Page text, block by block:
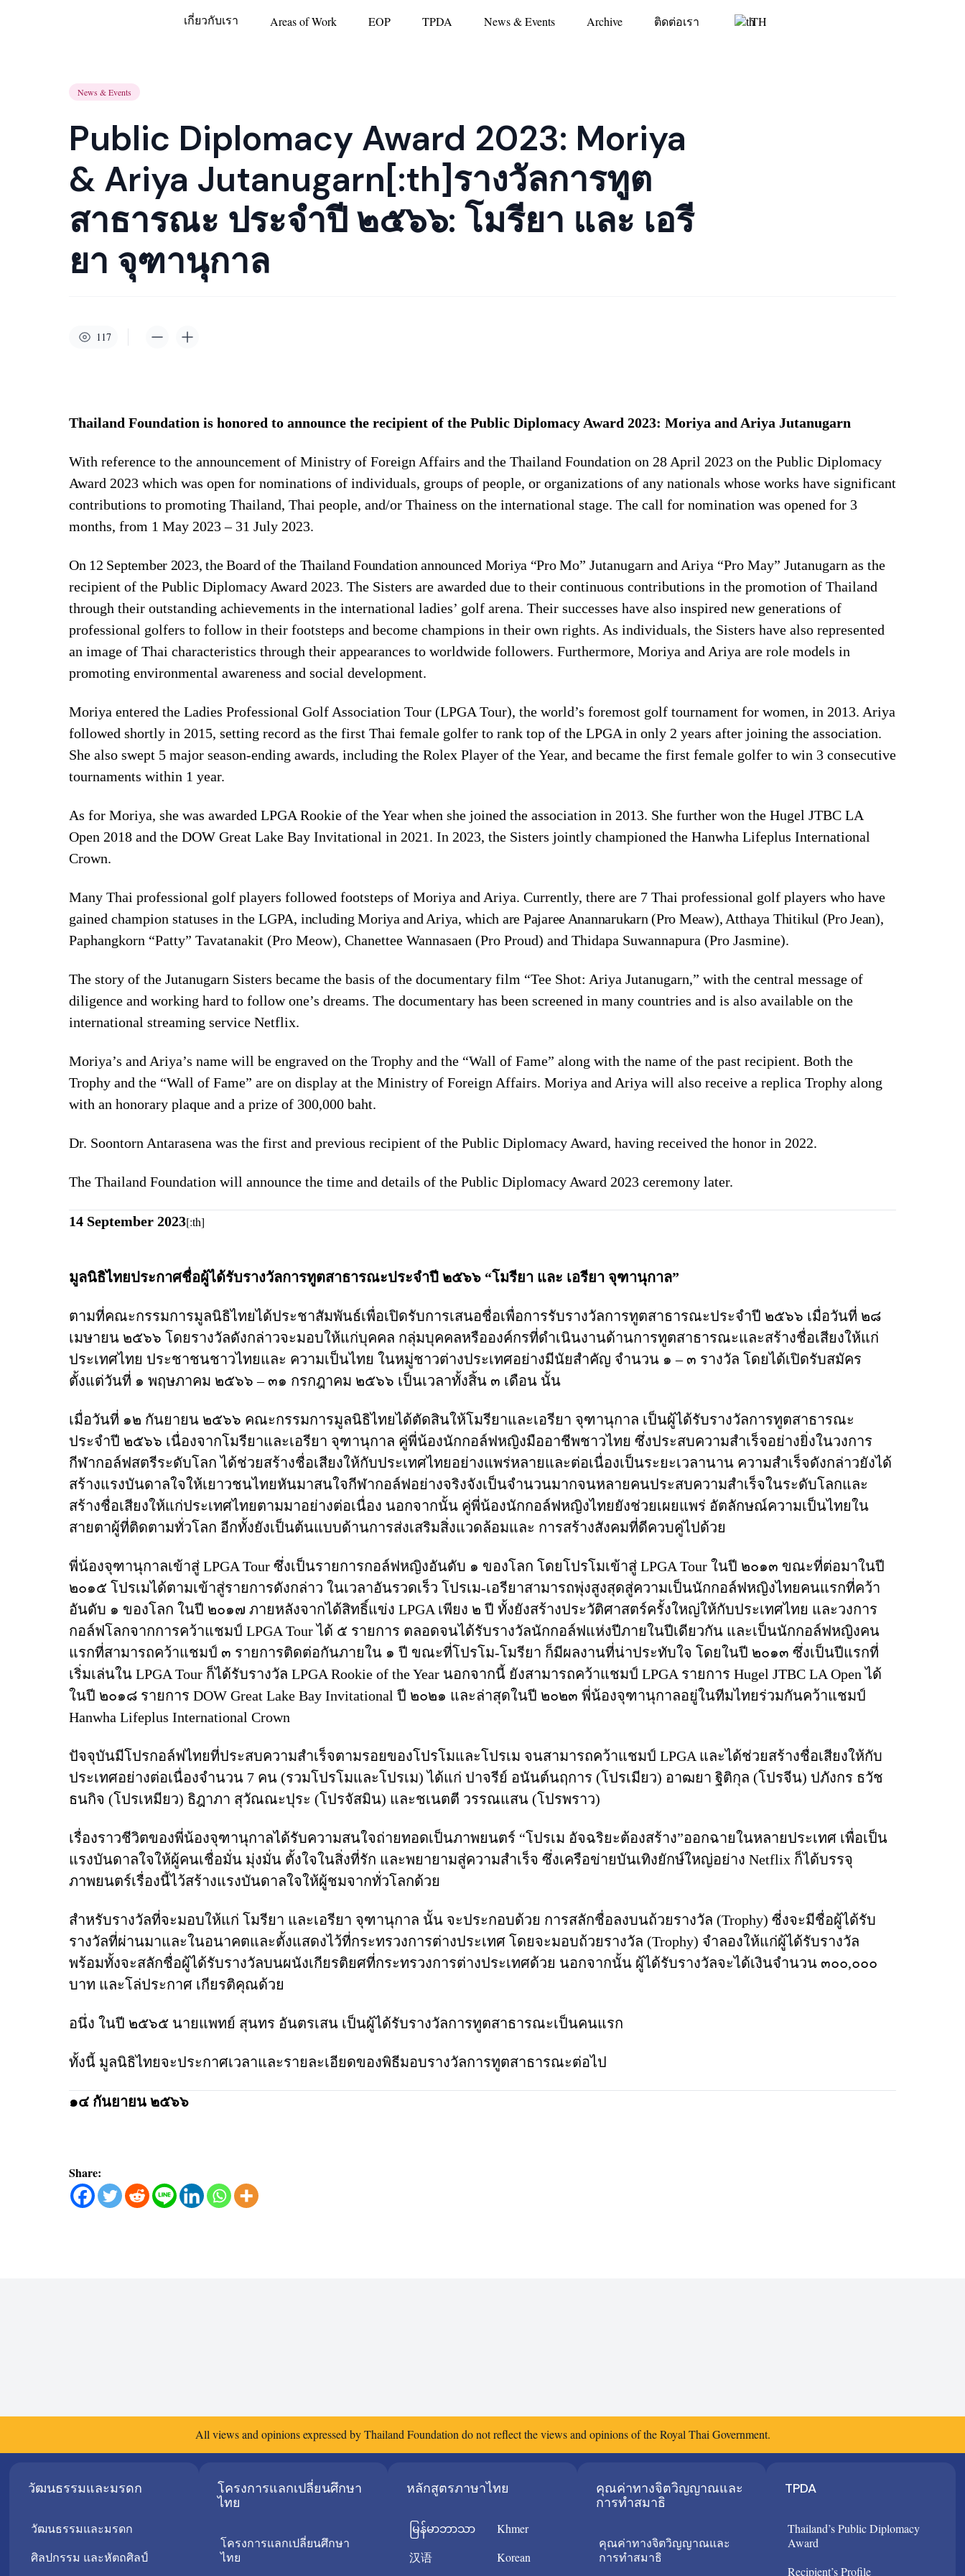
เกี่ยวกับเรา Areas of Work EOP TPDA News & Events Archive ติดต่อเรา TH
News & Events
Public Diplomacy Award 2023: Moriya
& Ariya Jutanugarn[:th]รางวัลการทูต
สาธารณะ ประจำปี ๒๕๖๖: โมรียา และ เอรี
ยา จุฑานุกาล
117
Thailand Foundation is honored to announce the recipient of the Public Diplomacy Award 2023: Moriya and Ariya Jutanugarn
With reference to the announcement of Ministry of Foreign Affairs and the Thailand Foundation on 28 April 2023 on the Public Diplomacy
Award 2023 which was open for nominations of individuals, groups of people, or organizations of any nationals whose works have significant
contributions to promoting Thailand, Thai people, and/or Thainess on the international stage. The call for nomination was opened for 3
months, from 1 May 2023 – 31 July 2023.
On 12 September 2023, the Board of the Thailand Foundation announced Moriya “Pro Mo” Jutanugarn and Ariya “Pro May” Jutanugarn as the
recipient of the Public Diplomacy Award 2023. The Sisters are awarded due to their continuous contributions in the promotion of Thailand
through their outstanding achievements in the international ladies’ golf arena. Their successes have also inspired new generations of
professional golfers to follow in their footsteps and become champions in their own rights. As individuals, the Sisters have also represented
an image of Thai characteristics through their appearances to worldwide followers. Furthermore, Moriya and Ariya are role models in
promoting environmental awareness and social development.
Moriya entered the Ladies Professional Golf Association Tour (LPGA Tour), the world’s foremost golf tournament for women, in 2013. Ariya
followed shortly in 2015, setting record as the first Thai female golfer to rank top of the LPGA in only 2 years after joining the association.
She also swept 5 major season-ending awards, including the Rolex Player of the Year, and became the first female golfer to win 3 consecutive
tournaments within 1 year.
As for Moriya, she was awarded LPGA Rookie of the Year when she joined the association in 2013. She further won the Hugel JTBC LA
Open 2018 and the DOW Great Lake Bay Invitational in 2021. In 2023, the Sisters jointly championed the Hanwha Lifeplus International
Crown.
Many Thai professional golf players followed footsteps of Moriya and Ariya. Currently, there are 7 Thai professional golf players who have
gained champion statuses in the LGPA, including Moriya and Ariya, which are Pajaree Anannarukarn (Pro Meaw), Atthaya Thitikul (Pro Jean),
Paphangkorn “Patty” Tavatanakit (Pro Meow), Chanettee Wannasaen (Pro Proud) and Thidapa Suwannapura (Pro Jasmine).
The story of the Jutanugarn Sisters became the basis of the documentary film “Tee Shot: Ariya Jutanugarn,” with the central message of
diligence and working hard to follow one’s dreams. The documentary has been screened in many countries and is also available on the
international streaming service Netflix.
Moriya’s and Ariya’s name will be engraved on the Trophy and the “Wall of Fame” along with the name of the past recipient. Both the
Trophy and the “Wall of Fame” are on display at the Ministry of Foreign Affairs. Moriya and Ariya will also receive a replica Trophy along
with an honorary plaque and a prize of 300,000 baht.
Dr. Soontorn Antarasena was the first and previous recipient of the Public Diplomacy Award, having received the honor in 2022.
The Thailand Foundation will announce the time and details of the Public Diplomacy Award 2023 ceremony later.
14 September 2023[:th]
มูลนิธิไทยประกาศชื่อผู้ได้รับรางวัลการทูตสาธารณะประจำปี ๒๕๖๖ “โมรียา และ เอรียา จุฑานุกาล”
ตามที่คณะกรรมการมูลนิธิไทยได้ประชาสัมพันธ์เพื่อเปิดรับการเสนอชื่อเพื่อการรับรางวัลการทูตสาธารณะประจำปี ๒๕๖๖ เมื่อวันที่ ๒๘
เมษายน ๒๕๖๖ โดยรางวัลดังกล่าวจะมอบให้แก่บุคคล กลุ่มบุคคลหรือองค์กรที่ดำเนินงานด้านการทูตสาธารณะและสร้างชื่อเสียงให้แก่
ประเทศไทย ประชาชนชาวไทยและ ความเป็นไทย ในหมู่ชาวต่างประเทศอย่างมีนัยสำคัญ จำนวน ๑ – ๓ รางวัล โดยได้เปิดรับสมัคร
ตั้งแต่วันที่ ๑ พฤษภาคม ๒๕๖๖ – ๓๑ กรกฎาคม ๒๕๖๖ เป็นเวลาทั้งสิ้น ๓ เดือน นั้น
เมื่อวันที่ ๑๒ กันยายน ๒๕๖๖ คณะกรรมการมูลนิธิไทยได้ตัดสินให้โมรียาและเอรียา จุฑานุกาล เป็นผู้ได้รับรางวัลการทูตสาธารณะ
ประจำปี ๒๕๖๖ เนื่องจากโมรียาและเอรียา จุฑานุกาล คู่พี่น้องนักกอล์ฟหญิงมืออาชีพชาวไทย ซึ่งประสบความสำเร็จอย่างยิ่งในวงการ
กีฬากอล์ฟสตรีระดับโลก ได้ช่วยสร้างชื่อเสียงให้กับประเทศไทยอย่างแพร่หลายและต่อเนื่องเป็นระยะเวลานาน ความสำเร็จดังกล่าวยังได้
สร้างแรงบันดาลใจให้เยาวชนไทยหันมาสนใจกีฬากอล์ฟอย่างจริงจังเป็นจำนวนมากจนหลายคนประสบความสำเร็จในระดับโลกและ
สร้างชื่อเสียงให้แก่ประเทศไทยตามมาอย่างต่อเนื่อง นอกจากนั้น คู่พี่น้องนักกอล์ฟหญิงไทยยังช่วยเผยแพร่ อัตลักษณ์ความเป็นไทยใน
สายตาผู้ที่ติดตามทั่วโลก อีกทั้งยังเป็นต้นแบบด้านการส่งเสริมสิ่งแวดล้อมและ การสร้างสังคมที่ดีควบคู่ไปด้วย
พี่น้องจุฑานุกาลเข้าสู่ LPGA Tour ซึ่งเป็นรายการกอล์ฟหญิงอันดับ ๑ ของโลก โดยโปรโมเข้าสู่ LPGA Tour ในปี ๒๐๑๓ ขณะที่ต่อมาในปี
๒๐๑๕ โปรเมได้ตามเข้าสู่รายการดังกล่าว ในเวลาอันรวดเร็ว โปรเม-เอรียาสามารถพุ่งสูงสุดสู่ความเป็นนักกอล์ฟหญิงไทยคนแรกที่คว้า
อันดับ ๑ ของโลก ในปี ๒๐๑๗ ภายหลังจากได้สิทธิ์แข่ง LPGA เพียง ๒ ปี ทั้งยังสร้างประวัติศาสตร์ครั้งใหญ่ให้กับประเทศไทย และวงการ
กอล์ฟโลกจากการคว้าแชมป์ LPGA Tour ได้ ๕ รายการ ตลอดจนได้รับรางวัลนักกอล์ฟแห่งปีภายในปีเดียวกัน และเป็นนักกอล์ฟหญิงคน
แรกที่สามารถคว้าแชมป์ ๓ รายการติดต่อกันภายใน ๑ ปี ขณะที่โปรโม-โมรียา ก็มีผลงานที่น่าประทับใจ โดยในปี ๒๐๑๓ ซึ่งเป็นปีแรกที่
เริ่มเล่นใน LPGA Tour ก็ได้รับรางวัล LPGA Rookie of the Year นอกจากนี้ ยังสามารถคว้าแชมป์ LPGA รายการ Hugel JTBC LA Open ได้
ในปี ๒๐๑๘ รายการ DOW Great Lake Bay Invitational ปี ๒๐๒๑ และล่าสุดในปี ๒๐๒๓ พี่น้องจุฑานุกาลอยู่ในทีมไทยร่วมกันคว้าแชมป์
Hanwha Lifeplus International Crown
ปัจจุบันมีโปรกอล์ฟไทยที่ประสบความสำเร็จตามรอยของโปรโมและโปรเม จนสามารถคว้าแชมป์ LPGA และได้ช่วยสร้างชื่อเสียงให้กับ
ประเทศอย่างต่อเนื่องจำนวน 7 คน (รวมโปรโมและโปรเม) ได้แก่ ปาจรีย์ อนันต์นฤการ (โปรเมียว) อาฒยา ฐิติกุล (โปรจีน) ปภังกร ธวัช
ธนกิจ (โปรเหมียว) ธิฎาภา สุวัณณะปุระ (โปรจัสมิน) และชเนตตี วรรณแสน (โปรพราว)
เรื่องราวชีวิตของพี่น้องจุฑานุกาลได้รับความสนใจถ่ายทอดเป็นภาพยนตร์ “โปรเม อัจฉริยะต้องสร้าง”ออกฉายในหลายประเทศ เพื่อเป็น
แรงบันดาลใจให้ผู้คนเชื่อมั่น มุ่งมั่น ตั้งใจในสิ่งที่รัก และพยายามสู่ความสําเร็จ ซึ่งเครือข่ายบันเทิงยักษ์ใหญ่อย่าง Netflix ก็ได้บรรจุ
ภาพยนตร์เรื่องนี้ไว้สร้างแรงบันดาลใจให้ผู้ชมจากทั่วโลกด้วย
สำหรับรางวัลที่จะมอบให้แก่ โมรียา และเอรียา จุฑานุกาล นั้น จะประกอบด้วย การสลักชื่อลงบนถ้วยรางวัล (Trophy) ซี่งจะมีชื่อผู้ได้รับ
รางวัลที่ผ่านมาและในอนาคตและตั้งแสดงไว้ที่กระทรวงการต่างประเทศ โดยจะมอบถ้วยรางวัล (Trophy) จำลองให้แก่ผู้ได้รับรางวัล
พร้อมทั้งจะสลักชื่อผู้ได้รับรางวัลบนผนังเกียรติยศที่กระทรวงการต่างประเทศด้วย นอกจากนั้น ผู้ได้รับรางวัลจะได้เงินจำนวน ๓๐๐,๐๐๐
บาท และโล่ประกาศ เกียรติคุณด้วย
อนึ่ง ในปี ๒๕๖๕ นายแพทย์ สุนทร อันตรเสน เป็นผู้ได้รับรางวัลการทูตสาธารณะเป็นคนแรก
ทั้งนี้ มูลนิธิไทยจะประกาศเวลาและรายละเอียดของพิธีมอบรางวัลการทูตสาธารณะต่อไป
๑๔ กันยายน ๒๕๖๖
Share:
All views and opinions expressed by Thailand Foundation do not reflect the views and opinions of the Royal Thai Government.
วัฒนธรรมและมรดก
วัฒนธรรมและมรดก
ศิลปกรรม และหัตถศิลป์
โครงการแลกเปลี่ยนศึกษา
ไทย
โครงการแลกเปลี่ยนศึกษา
ไทย
หลักสูตรภาษาไทย
မြန်မာဘာသာ
汉语
Khmer
Korean
คุณค่าทางจิตวิญญาณและ
การทำสมาธิ
คุณค่าทางจิตวิญญาณและ
การทำสมาธิ
TPDA
Thailand’s Public Diplomacy
Award
Recipient’s Profile